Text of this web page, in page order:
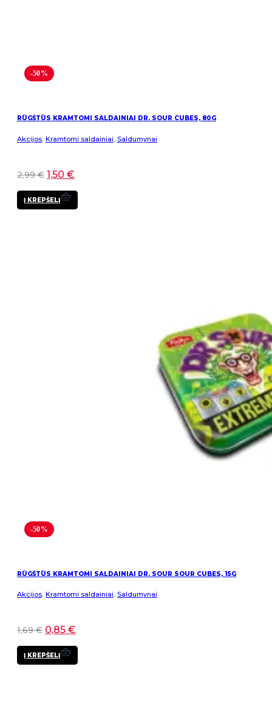
-50%
RŪGŠTŪS KRAMTOMI SALDAINIAI DR. SOUR CUBES, 80G
Akcijos Kramtomi saldainiai Saldumynai
2,99€ 1,50 €
Į KREPŠELĮ
-50%
RŪGŠTŪS KRAMTOMI SALDAINIAI DR. SOUR SOUR CUBES, 15G
Akcijos, Kramtomi saldainiai, Saldumynai
1,69€ 0,85 €
Į KREPŠELĮ